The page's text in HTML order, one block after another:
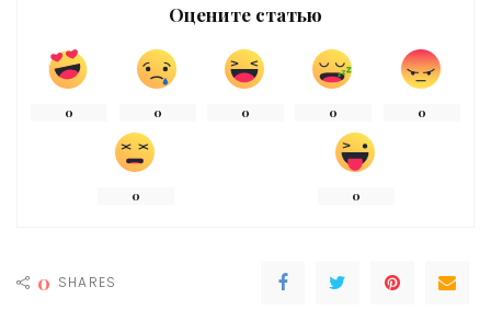
Оцените статью
0 0 0 0 0
0 0
0 SHARES